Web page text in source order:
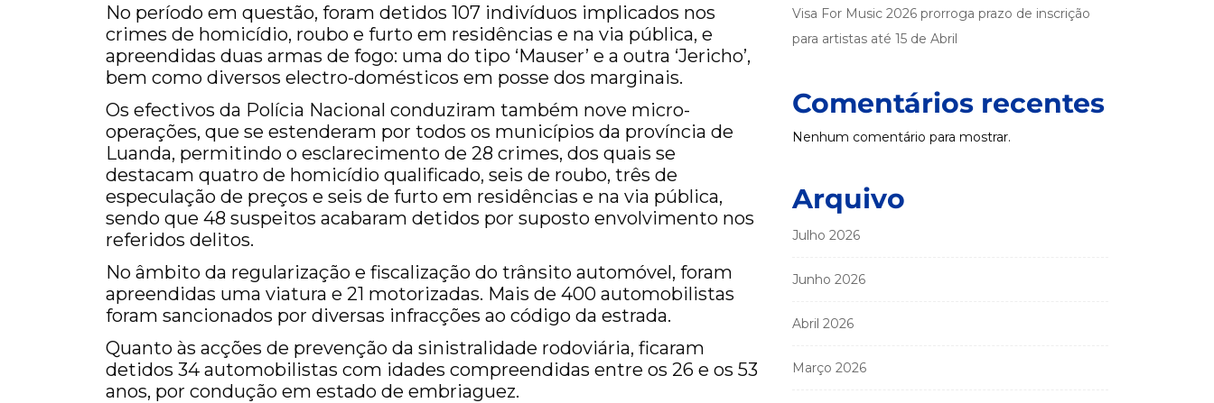
No período em questão, foram detidos 107 indivíduos implicados nos
crimes de homicídio, roubo e furto em residências e na via pública, e
apreendidas duas armas de fogo: uma do tipo ‘Mauser’ e a outra ‘Jericho’,
bem como diversos electro-domésticos em posse dos marginais.
Os efectivos da Polícia Nacional conduziram também nove micro-
operações, que se estenderam por todos os municípios da província de
Luanda, permitindo o esclarecimento de 28 crimes, dos quais se
destacam quatro de homicídio qualificado, seis de roubo, três de
especulação de preços e seis de furto em residências e na via pública,
sendo que 48 suspeitos acabaram detidos por suposto envolvimento nos
referidos delitos.
No âmbito da regularização e fiscalização do trânsito automóvel, foram
apreendidas uma viatura e 21 motorizadas. Mais de 400 automobilistas
foram sancionados por diversas infracções ao código da estrada.
Quanto às acções de prevenção da sinistralidade rodoviária, ficaram
detidos 34 automobilistas com idades compreendidas entre os 26 e os 53
anos, por condução em estado de embriaguez.
Visa For Music 2026 prorroga prazo de inscrição
para artistas até 15 de Abril
Comentários recentes
Nenhum comentário para mostrar.
Arquivo
Julho 2026
Junho 2026
Abril 2026
Março 2026